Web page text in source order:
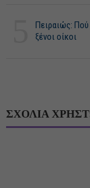
Πειραιώς:
ξένοι οίκοι
ΣΧΟΛΙΑ